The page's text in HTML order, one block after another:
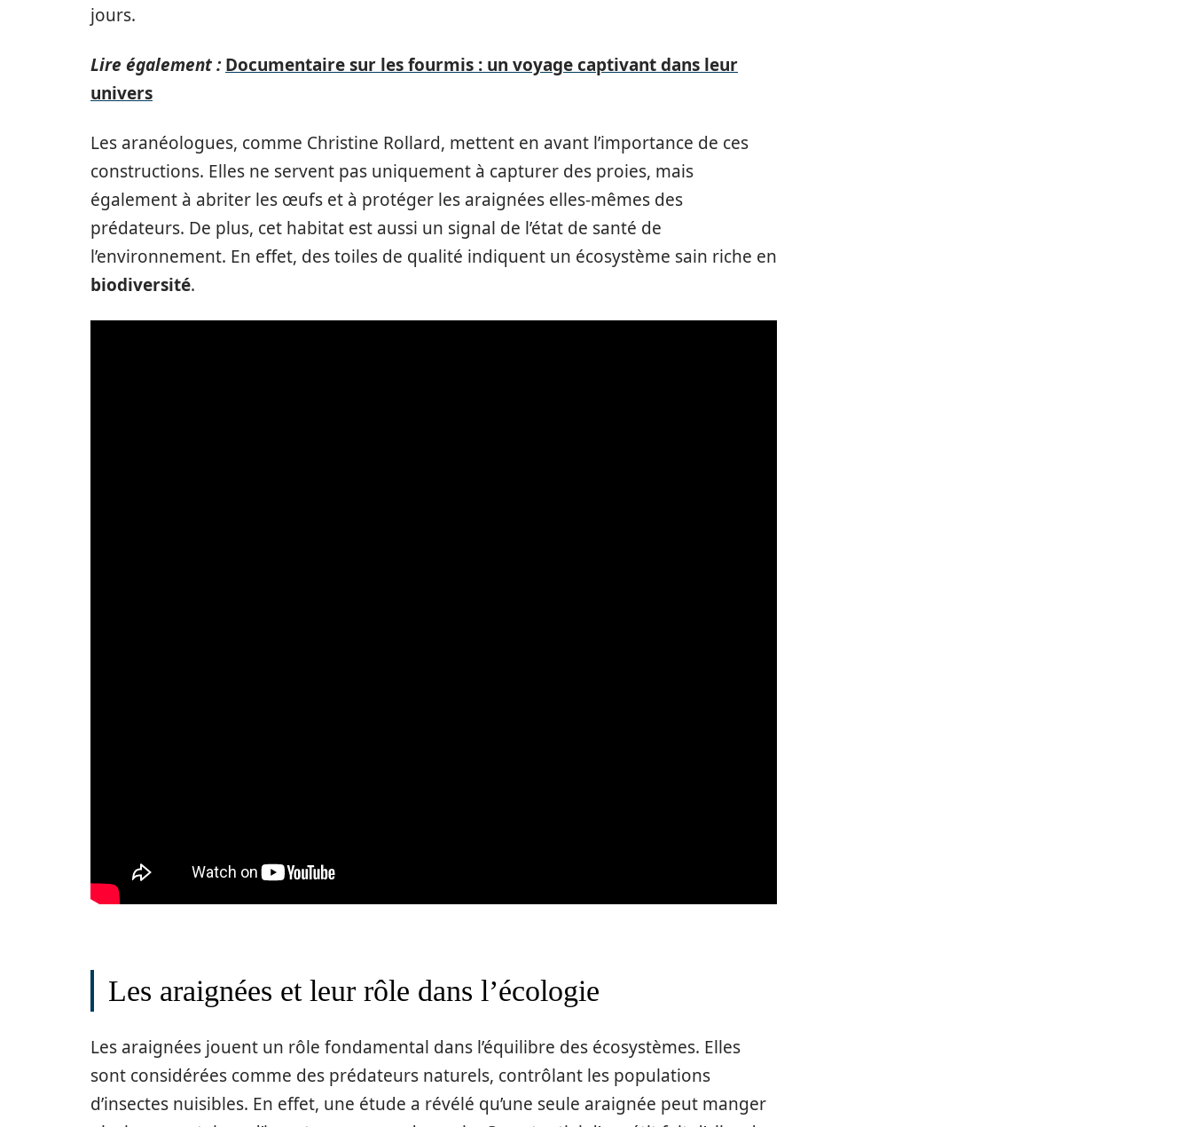
jours.
Lire également : Documentaire sur les fourmis : un voyage captivant dans leur
univers
Les aranéologues, comme Christine Rollard, mettent en avant l’importance de ces
constructions. Elles ne servent pas uniquement à capturer des proies, mais
également à abriter les œufs et à protéger les araignées elles-mêmes des
prédateurs. De plus, cet habitat est aussi un signal de l’état de santé de
l’environnement. En effet, des toiles de qualité indiquent un écosystème sain riche en
biodiversité.
Les araignées et leur rôle dans l’écologie
Les araignées jouent un rôle fondamental dans l’équilibre des écosystèmes. Elles
sont considérées comme des prédateurs naturels, contrôlant les populations
d’insectes nuisibles. En effet, une étude a révélé qu’une seule araignée peut manger